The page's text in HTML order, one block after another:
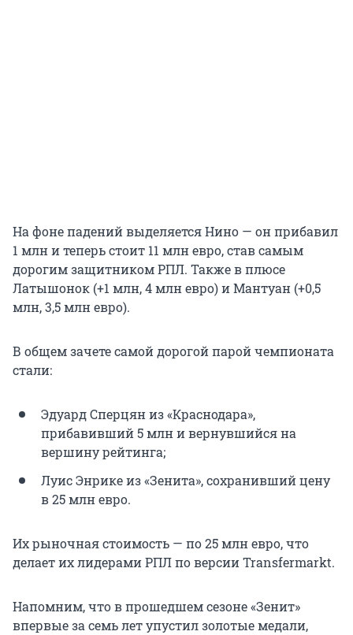
На фоне падений выделяется Нино — он прибавил
1 млн и теперь стоит 11 млн евро, став самым
дорогим защитником РПЛ. Также в плюсе
Латышонок (+1 млн, 4 млн евро) и Мантуан (+0,5
млн, 3,5 млн евро).
В общем зачете самой дорогой парой чемпионата
стали:
Эдуард Сперцян из «Краснодара»,
прибавивший 5 млн и вернувшийся на
вершину рейтинга;
Луис Энрике из «Зенита», сохранивший цену
в 25 млн евро.
Их рыночная стоимость — по 25 млн евро, что
делает их лидерами РПЛ по версии Transfermarkt.
Напомним, что в прошедшем сезоне «Зенит»
впервые за семь лет упустил золотые медали,